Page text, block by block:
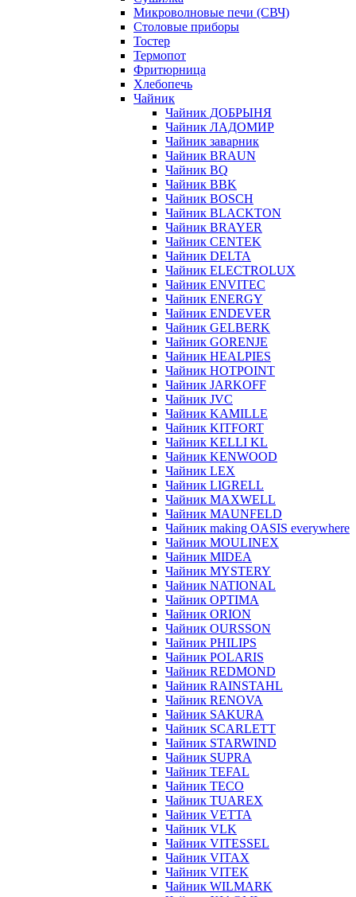
Микроволновые печи (СВЧ)
Столовые приборы
Тостер
Термопот
Фритюрница
Хлебопечь
Чайник
Чайник ДОБРЫНЯ
Чайник ЛАДОМИР
Чайник заварник
Чайник BRAUN
Чайник BQ
Чайник BBK
Чайник BOSCH
Чайник BLACKTON
Чайник BRAYER
Чайник CENTEK
Чайник DELTA
Чайник ELECTROLUX
Чайник ENVITEC
Чайник ENERGY
Чайник ENDEVER
Чайник GELBERK
Чайник GORENJE
Чайник HEALPIES
Чайник HOTPOINT
Чайник JARKOFF
Чайник JVC
Чайник KAMILLE
Чайник KITFORT
Чайник KELLI KL
Чайник KENWOOD
Чайник LEX
Чайник LIGRELL
Чайник MAXWELL
Чайник MAUNFELD
Чайник making OASIS everywhere
Чайник MOULINEX
Чайник MIDEA
Чайник MYSTERY
Чайник NATIONAL
Чайник OPTIMA
Чайник ORION
Чайник OURSSON
Чайник PHILIPS
Чайник POLARIS
Чайник REDMOND
Чайник RAINSTAHL
Чайник RENOVA
Чайник SAKURA
Чайник SCARLETT
Чайник STARWIND
Чайник SUPRA
Чайник TEFAL
Чайник TECO
Чайник TUAREX
Чайник VETTA
Чайник VLK
Чайник VITESSEL
Чайник VITAX
Чайник VITEK
Чайник WILMARK